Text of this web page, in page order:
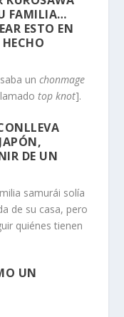
FAMILIA…
ESTO EN
unchonmage
top knot].
DE UN
samurái solía
de su casa, pero
quiénes tienen
UN